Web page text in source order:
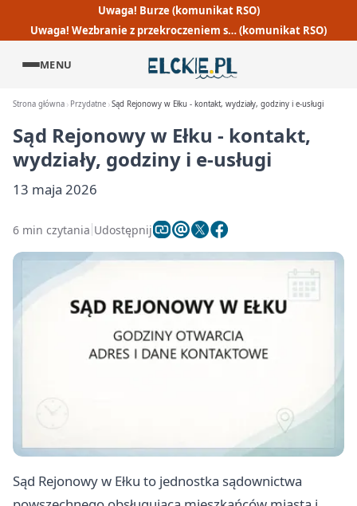
Uwaga! Burze (komunikat RSO)
Uwaga! Wezbranie z przekroczeniem s… (komunikat RSO)
MENU
Strona główna Przydatne Sąd Rejonowy w Ełku - kontakt, wydziały, godziny i e-usługi
Sąd Rejonowy w Ełku - kontakt,
wydziały, godziny i e-usługi
13 maja 2026
6 min czytania Udostępnij
Sąd Rejonowy w Ełku to jednostka sądownictwa